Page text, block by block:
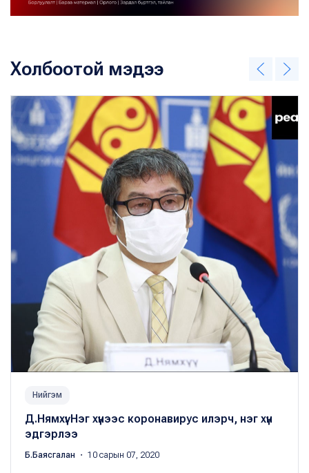
Холбоотой мэдээ
Нийгэм
Д.Нямхүү: Нэг хүнээс коронавирус илэрч, нэг хүн
эдгэрлээ
Б.Баясгалан ・ 10 сарын 07, 2020